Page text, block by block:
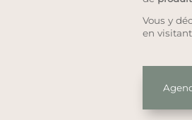
Vous y
en